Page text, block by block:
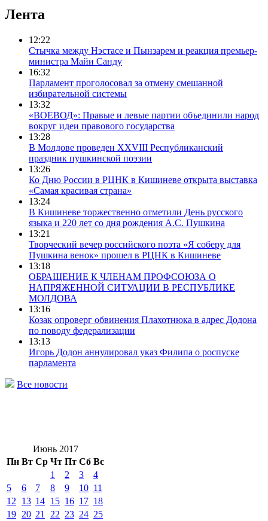
Лента
12:22
Cтычка между Нэстасе и Пынзарем и реакция премьер-
министра Майи Санду
16:32
Парламент проголосовал за отмену смешанной
избирательной системы
13:32
«ВОЕВОД»: Правые и левые партии объединили народ
вокруг идеи правового государства
13:28
В Молдове проведен XXVIII Республиканский
праздник пушкинской поэзии
13:26
Ко Дню России в РЦНК в Кишиневе открыта выставка
«Самая красивая страна»
13:24
В Кишиневе торжественно отметили День русского
языка и 220 лет со дня рождения А.С. Пушкина
13:21
Творческий вечер российского поэта «Я соберу для
Пушкина венок» прошел в РЦНК в Кишиневе
13:18
ОБРАЩЕНИЕ К ЧЛЕНАМ ПРОФСОЮЗА О
НАПРЯЖЕННОЙ СИТУАЦИИ В РЕСПУБЛИКЕ
МОЛДОВА
13:16
Козак опроверг обвинения Плахотнюка в адрес Додона
по поводу федерализации
13:13
Игорь Додон аннулировал указ Филипа о роспуске
парламента
Все новости
Июнь 2017
Пн Вт Ср Чт Пт Сб Вс
1 2 3
4
5
6 7 8 9 10 11
12
13 14 15 16 17 18
19 20 21 22 23 24 25